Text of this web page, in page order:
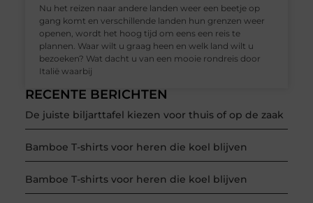
RECENTE BERICHTEN
De juiste biljarttafel kiezen voor thuis of op de zaak
Bamboe T-shirts voor heren die koel blijven
Bamboe T-shirts voor heren die koel blijven
Nu het reizen naar andere landen weer een beetje op
gang komt en verschillende landen hun grenzen weer
openen, wordt het hoog tijd om eens een reis te
plannen. Waar wilt u graag heen en welk land wilt u
bezoeken? Wat dacht u van een mooie rondreis door
Italië waarbij